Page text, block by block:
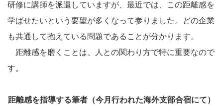
研修に講師を派遣していますが、最近では、この距離感を
学ばせたいという要望が多くなって参りました。どの企業
も共通して抱えている問題であることが分かります。
距離感を磨くことは、人との関わり方で特に重要なので
す。
距離感を指導する筆者（今月行われた海外支部合宿にて）